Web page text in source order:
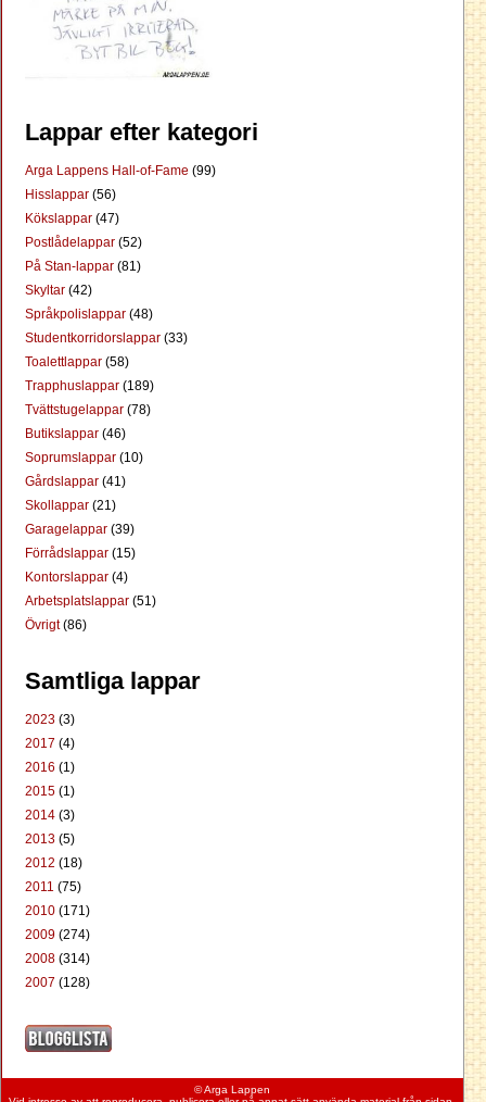
Lappar efter kategori
Arga Lappens Hall-of-Fame (99)
Hisslappar (56)
Kökslappar (47)
Postlådelappar (52)
På Stan-lappar (81)
Skyltar (42)
Språkpolislappar (48)
Studentkorridorslappar (33)
Toalettlappar (58)
Trapphuslappar (189)
Tvättstugelappar (78)
Butikslappar (46)
Soprumslappar (10)
Gårdslappar (41)
Skollappar (21)
Garagelappar (39)
Förrådslappar (15)
Kontorslappar (4)
Arbetsplatslappar (51)
Övrigt(86)
Samtliga lappar
2023 (3)
2017 (4)
2016 (1)
2015 (1)
2014 (3)
2013 (5)
2012 (18)
2011 (75)
2010 (171)
2009 (274)
2008 (314)
2007 (128)
© Arga Lappen